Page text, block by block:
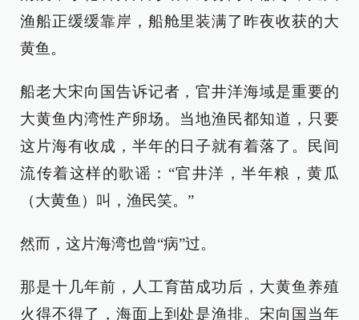
渔船正缓缓靠岸，船舱里装满了昨夜收获的大
黄鱼。
船老大宋向国告诉记者，官井洋海域是重要的
大黄鱼内湾性产卵场。当地渔民都知道，只要
这片海有收成，半年的日子就有着落了。民间
流传着这样的歌谣：“官井洋，半年粮，黄瓜
（大黄鱼）叫，渔民笑。”
然而，这片海湾也曾“病”过。
那是十几年前，人工育苗成功后，大黄鱼养殖
火得不得了，海面上到处是渔排。宋向国当年